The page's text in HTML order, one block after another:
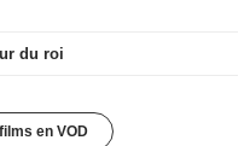
du roi
en VOD